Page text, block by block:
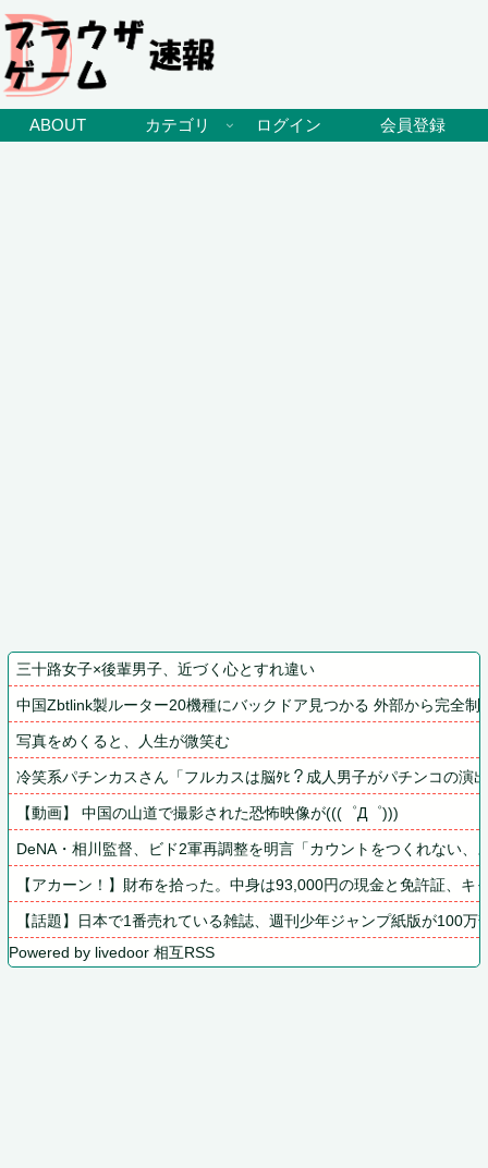
ABOUT カテゴリ ログイン 会員登録
三十路女子×後輩男子、近づく心とすれ違い
中国Zbtlink製ルーター20機種にバックドア見つかる 外部から完全制
写真をめくると、人生が微笑む
冷笑系パチンカスさん「フルカスは脳ﾀﾋ？成人男子がパチンコの演
【動画】 中国の山道で撮影された恐怖映像が(((゜Д゜)))
DeNA・相川監督、ビド2軍再調整を明言「カウントをつくれない、
【アカーン！】財布を拾った。中身は93,000円の現金と免許証、
【話題】日本で1番売れている雑誌、週刊少年ジャンプ紙版が100
Powered by livedoor 相互RSS